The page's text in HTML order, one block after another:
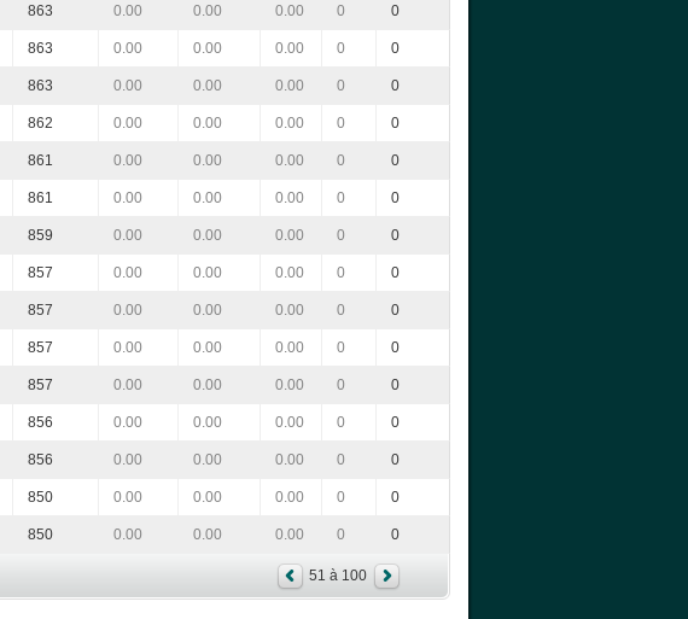
863 0.00 0.00 0.00 0 0
863 0.00 0.00 0.00 0 0
863 0.00 0.00 0.00 0 0
862 0.00 0.00 0.00 0 0
861 0.00 0.00 0.00 0 0
861 0.00 0.00 0.00 0 0
859 0.00 0.00 0.00 0 0
857 0.00 0.00 0.00 0 0
857 0.00 0.00 0.00 0 0
857 0.00 0.00 0.00 0 0
857 0.00 0.00 0.00 0 0
856 0.00 0.00 0.00 0 0
856 0.00 0.00 0.00 0 0
850 0.00 0.00 0.00 0 0
850 0.00 0.00 0.00 0 0
51 à 100